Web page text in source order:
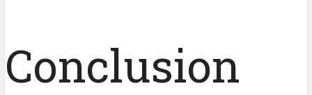
Conclusion